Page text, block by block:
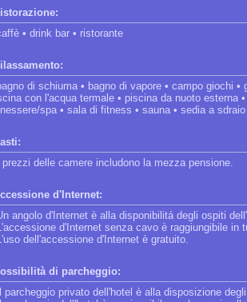
• drink bar • ristorante
di schiuma • bagno di vapore • campo giochi
con l'acqua termale • piscina da nuoto esterna
spa • sala di fitness • sauna • sedia a
prezzi delle camere includono la mezza pensione.
d'Internet:
angolo d'Internet è alla disponibilitá degli ospiti
d'Internet senza cavo è raggiungibile in
dell'accessione d'Internet è gratuito.
di parcheggio:
parcheggio privato dell'hotel è alla disposizione